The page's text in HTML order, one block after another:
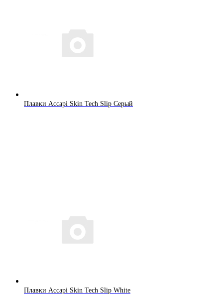
Плавки Accapi Skin Tech Slip Серый
Плавки Accapi Skin Tech Slip White